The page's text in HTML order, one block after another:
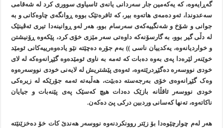
گەڕايەوە، کە يەکەمين جار سەردانی يانەی ئاسياوی سووری کرد لە شەقامی
سەعدوندا، ئەو دەمەی هاتەوە بير، کە ئافرەتێک بووە ڕوانگەی چاوەکانی و بە
جوانی و شۆخ و شەنگييەکەی سەرسام بوو، هەر لەو ڕوانينەدا تيری ئەڤينێک
لە دڵی گير بوو، بە گارسۆنەکە داوەتی سەر مێزی خۆی کرد، پێکەوە ڕۆنيشتن
و خوارديانەوە، يەکدييان ناسی )) بەم جۆرە دەچێتە نێو يادەوەرييەکانی ئومێد
خوێنەر لێرەدا پەی بەوە دەبات کە ئەمە بە ناوی ئومێدەوە گێڕانەوەکە لە لای
خودی نووسەرە دەگێڕدرێتەوە، ئەوەی پێشتريش لە لايەنی خودی نووسەرەوە
وەک گێڕانەوەی خۆی بەرجەستە دەبێت، هەڵبەتە ئەمە جۆرێکە لە زيرەکی
خودی نووسەر ئاقڵانە بازێک دەدات هيچ کەسێک پەی پێنەبات و جيايان
ناکاتەوە، تەنها کەسانی وردبين درکی پێ دەکەن.
هەر لەم چوارچێوەدا بۆ زێتر روونکردنەوە نووسەر هەندێ کات خۆ دەخزێنێتە